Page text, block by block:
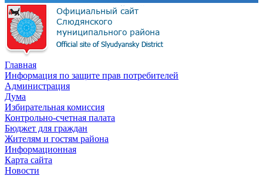
Главная
Информация по защите прав потребителей
Администрация
Дума
Избирательная комиссия
Контрольно-счетная палата
Бюджет для граждан
Жителям и гостям района
Информационная
Карта сайта
Новости